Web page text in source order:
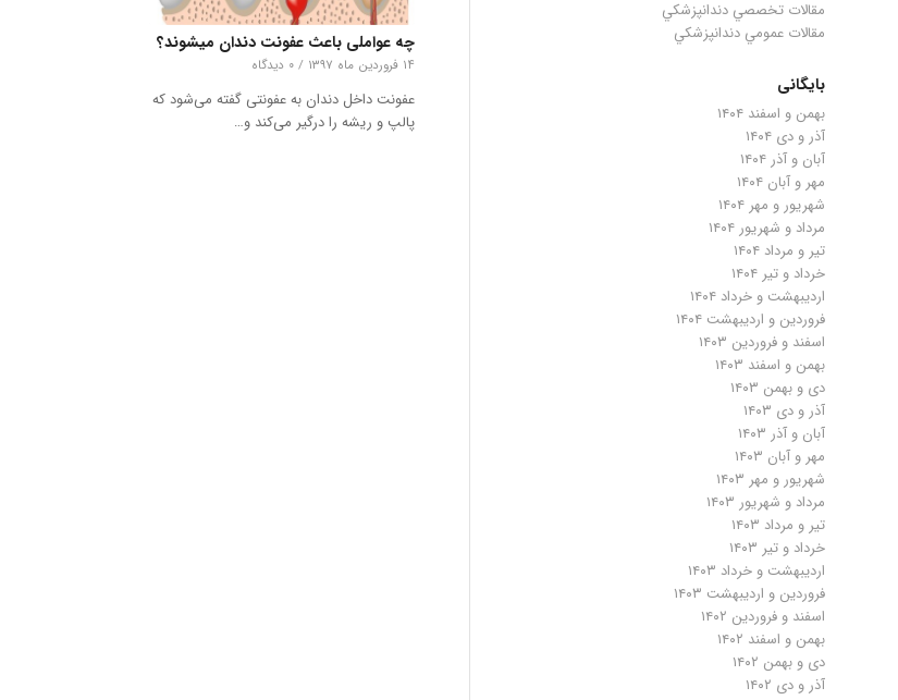
چه عواملی باعث عفونت دندان میشوند؟
۱۴ فروردین ماه ۱۳۹۷ / ۰ دیدگاه
عفونت داخل دندان به عفونتی گفته می‌شود که
پالپ و ریشه را درگیر می‌کند و…
مقالات تخصصي دندانپزشكي
مقالات عمومي دندانپزشكي
بایگانی
بهمن و اسفند ۱۴۰۴
آذر و دی ۱۴۰۴
آبان و آذر ۱۴۰۴
مهر و آبان ۱۴۰۴
شهریور و مهر ۱۴۰۴
مرداد و شهریور ۱۴۰۴
تیر و مرداد ۱۴۰۴
خرداد و تیر ۱۴۰۴
اردیبهشت و خرداد ۱۴۰۴
فروردین و اردیبهشت ۱۴۰۴
اسفند و فروردین ۱۴۰۳
بهمن و اسفند ۱۴۰۳
دی و بهمن ۱۴۰۳
آذر و دی ۱۴۰۳
آبان و آذر ۱۴۰۳
مهر و آبان ۱۴۰۳
شهریور و مهر ۱۴۰۳
مرداد و شهریور ۱۴۰۳
تیر و مرداد ۱۴۰۳
خرداد و تیر ۱۴۰۳
اردیبهشت و خرداد ۱۴۰۳
فروردین و اردیبهشت ۱۴۰۳
اسفند و فروردین ۱۴۰۲
بهمن و اسفند ۱۴۰۲
دی و بهمن ۱۴۰۲
آذر و دی ۱۴۰۲